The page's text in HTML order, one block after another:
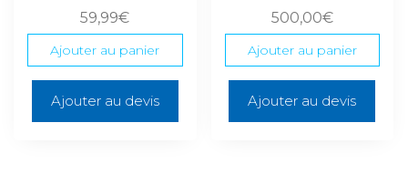
59,99€
Ajouter au panier
Ajouter au devis
500,00€
Ajouter au panier
Ajouter au devis